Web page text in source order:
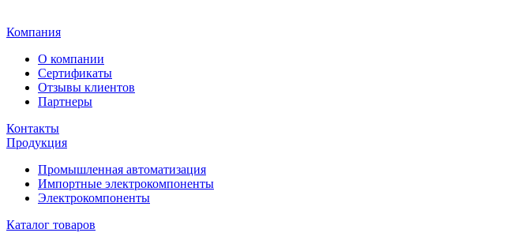
Компания
О компании
Сертификаты
Отзывы клиентов
Партнеры
Контакты
Продукция
Промышленная автоматизация
Импортные электрокомпоненты
Электрокомпоненты
Каталог товаров